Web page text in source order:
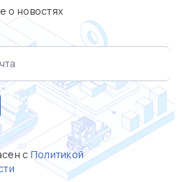
о новостях
с Политикой